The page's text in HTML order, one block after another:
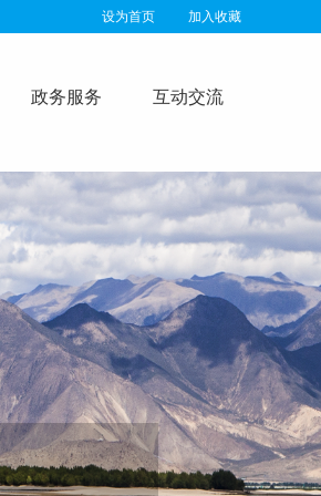
设为首页 加入收藏
政务服务 互动交流